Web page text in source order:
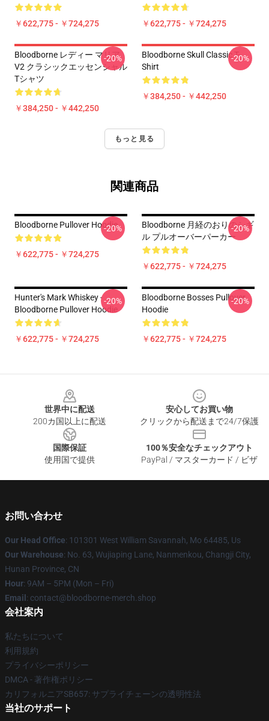
￥622,775 - ￥724,275 ￥622,775 - ￥724,275
Bloodborne レディー マリア
V2 クラシックエッセンシャル
Tシャツ
￥384,250 - ￥442,250
-20%
Bloodborne Skull Classic T-
Shirt
￥384,250 - ￥442,250
-20%
もっと見る
関連商品
Bloodborne Pullover Hoodie
￥622,775 - ￥724,275
-20%
Bloodborne 月経のおりのシギ
ル プルオーバーパーカー
￥622,775 - ￥724,275
-20%
Hunter's Mark Whiskey -
Bloodborne Pullover Hoodie
￥622,775 - ￥724,275
-20%
Bloodborne Bosses Pullover
Hoodie
￥622,775 - ￥724,275
-20%
世界中に配送
200カ国以上に配送
安心してお買い物
クリックから配送まで24/7保護
国際保証
使用国で提供
100％安全なチェックアウト
PayPal / マスターカード / ビザ
お問い合わせ
Our Head Office: 101301 West William Savannah, Mo 64485, Us
Our Warehouse: No. 63, Wujiaping Lane, Nanmenkou, Changji City,
Hunan Province, CN
Hour: 9AM – 5PM (Mon – Fri)
Email : contact@bloodborne-merch.shop
会社案内
私たちについて
利用規約
プライバシーポリシー
DMCA - 著作権ポリシー
カリフォルニアSB657: サプライチェーンの透明性法
当社のサポート